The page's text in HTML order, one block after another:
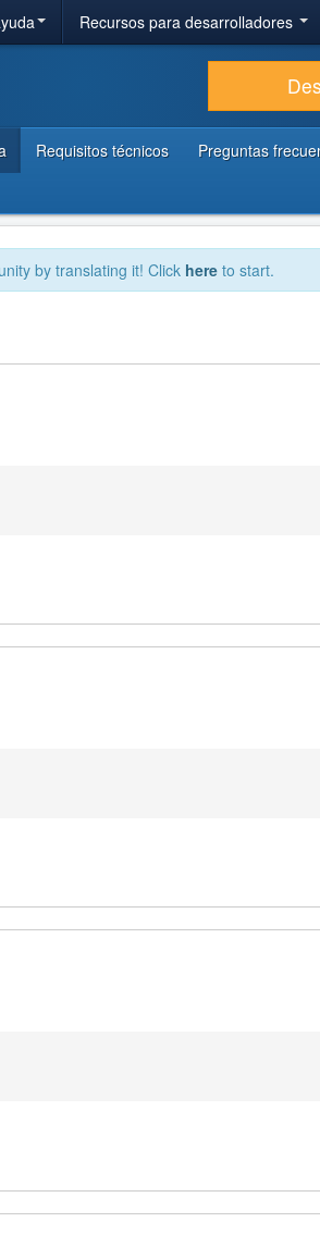
Recursos para desarrolladores
Requisitos técnicos Preguntas
by translating it! Click here to start.